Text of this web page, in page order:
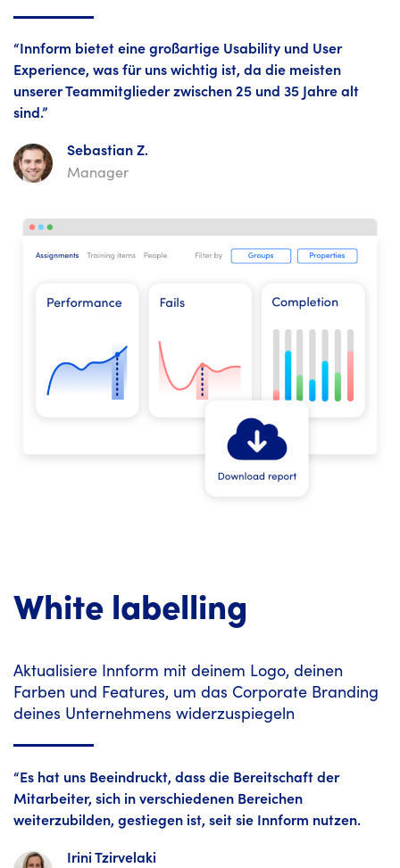
“Innform bietet eine großartige Usability und User
Experience, was für uns wichtig ist, da die meisten
unserer Teammitglieder zwischen 25 und 35 Jahre alt
sind.”
Sebastian Z.
Manager
White labelling
Aktualisiere Innform mit deinem Logo, deinen
Farben und Features, um das Corporate Branding
deines Unternehmens widerzuspiegeln
“Es hat uns Beeindruckt, dass die Bereitschaft der
Mitarbeiter, sich in verschiedenen Bereichen
weiterzubilden, gestiegen ist, seit sie Innform nutzen.
Irini Tzirvelaki